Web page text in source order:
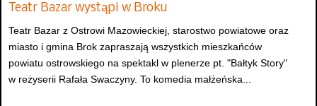
Teatr Bazar wystąpi w Broku
Teatr Bazar z Ostrowi Mazowieckiej, starostwo powiatowe oraz
miasto i gmina Brok zapraszają wszystkich mieszkańców
powiatu ostrowskiego na spektakl w plenerze pt. "Bałtyk Story"
w reżyserii Rafała Swaczyny. To komedia małżeńska...